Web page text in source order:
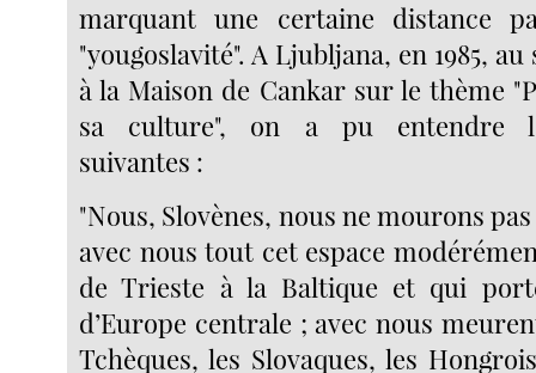
marquant une certaine distance
"yougoslavité". A Ljubljana, en 1985,
à la Maison de Cankar sur le thème
sa culture", on a pu entendre
suivantes :
"Nous, Slovènes, nous ne mourons
avec nous tout cet espace
de Trieste à la Baltique et qui
d’Europe centrale ; avec nous
Tchèques, les Slovaques, les